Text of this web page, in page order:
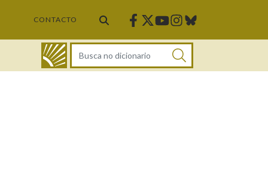
CONTACTO Facebook
Twitter
Youtube
Instagram
Bluesky
DICIONARIO